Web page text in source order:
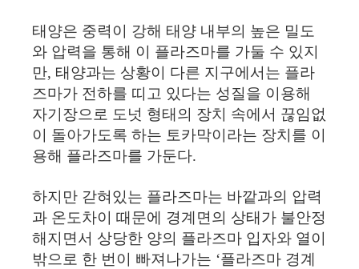
태양은 중력이 강해 태양 내부의 높은 밀도
와 압력을 통해 이 플라즈마를 가둘 수 있지
만, 태양과는 상황이 다른 지구에서는 플라
즈마가 전하를 띠고 있다는 성질을 이용해
자기장으로 도넛 형태의 장치 속에서 끊임없
이 돌아가도록 하는 토카막이라는 장치를 이
용해 플라즈마를 가둔다.
하지만 갇혀있는 플라즈마는 바깥과의 압력
과 온도차이 때문에 경계면의 상태가 불안정
해지면서 상당한 양의 플라즈마 입자와 열이
밖으로 한 번이 빠져나가는 ‘플라즈마 경계